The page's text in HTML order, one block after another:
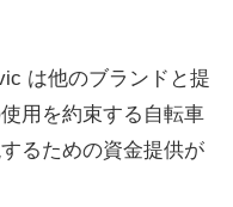
は他のブランドと提
用を約束する自転車
るための資金提供が